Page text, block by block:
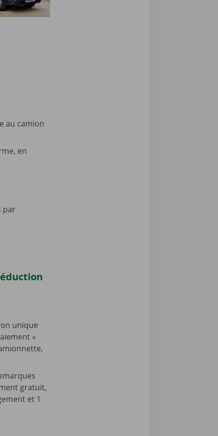
au camion
en
par
unique
»
gratuit,
et 1